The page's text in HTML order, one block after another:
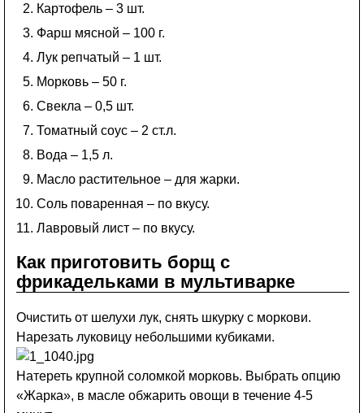
Картофель – 3 шт.
Фарш мясной – 100 г.
Лук репчатый – 1 шт.
Морковь – 50 г.
Свекла – 0,5 шт.
Томатный соус – 2 ст.л.
Вода – 1,5 л.
Масло растительное – для жарки.
Соль поваренная – по вкусу.
Лавровый лист – по вкусу.
Как приготовить борщ с
фрикадельками в мультиварке
Очистить от шелухи лук, снять шкурку с моркови.
Нарезать луковицу небольшими кубиками.
Натереть крупной соломкой морковь. Выбрать опцию
«Жарка», в масле обжарить овощи в течение 4-5